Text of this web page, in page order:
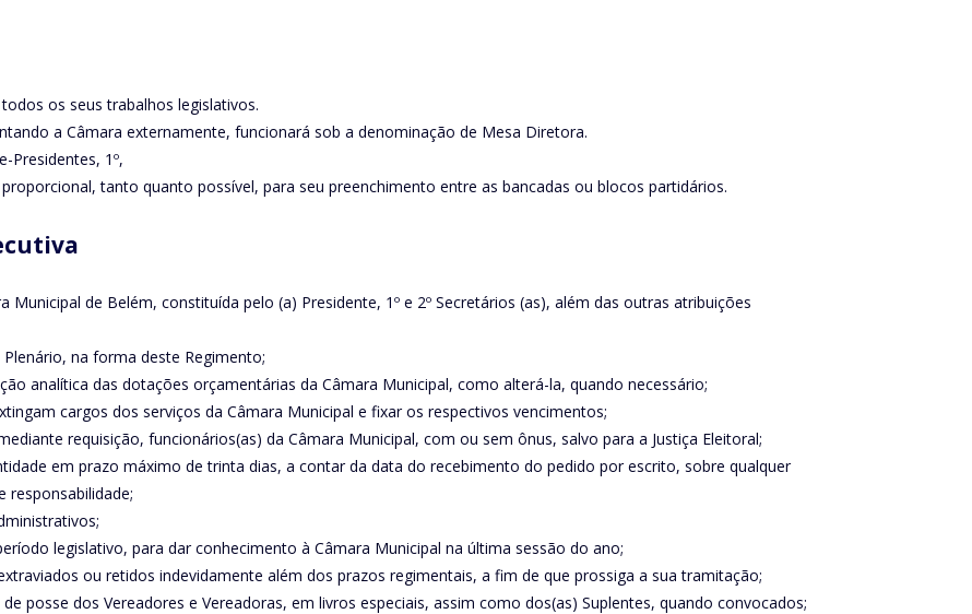
os seus trabalhos legislativos.
a Câmara externamente, funcionará sob a denominação de Mesa Diretora.
Presidentes, 1º,
tanto quanto possível, para seu preenchimento entre as bancadas ou blocos partidários.
Municipal de Belém, constituída pelo (a) Presidente, 1º e 2º Secretários (as), além das outras atribuições
na forma deste Regimento;
analítica das dotações orçamentárias da Câmara Municipal, como alterá-la, quando necessário;
cargos dos serviços da Câmara Municipal e fixar os respectivos vencimentos;
requisição, funcionários(as) da Câmara Municipal, com ou sem ônus, salvo para a Justiça Eleitoral;
em prazo máximo de trinta dias, a contar da data do recebimento do pedido por escrito, sobre qualquer
responsabilidade;
legislativo, para dar conhecimento à Câmara Municipal na última sessão do ano;
ou retidos indevidamente além dos prazos regimentais, a fim de que prossiga a sua tramitação;
posse dos Vereadores e Vereadoras, em livros especiais, assim como dos(as) Suplentes, quando convocados;